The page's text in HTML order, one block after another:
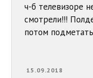
ч-б телевизоре
смотрели!!!
потом
15.09.2018